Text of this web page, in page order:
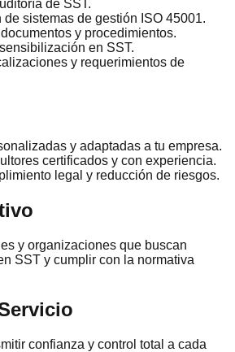
de SST.
de sistemas de gestión ISO 45001.
y procedimientos.
en SST.
y requerimientos de
y adaptadas a tu empresa.
certificados y con experiencia.
legal y reducción de riesgos.
y organizaciones que buscan
SST y cumplir con la normativa
confianza y control total a cada